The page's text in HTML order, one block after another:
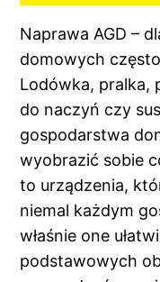
Naprawa AGD –
domowych
Lodówka, pralka,
do naczyń czy
gospodarstwa
wyobrazić sobie
to urządzenia,
niemal każdym
właśnie one
podstawowych